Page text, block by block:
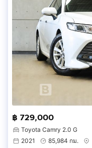
฿ 729,000
Toyota Camry 2.0 G
2021
85,984 กม.